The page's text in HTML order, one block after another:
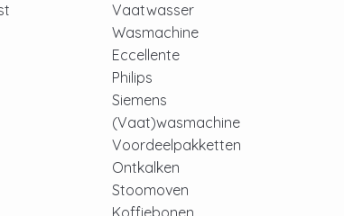
Vaatwasser
Wasmachine
Eccellente
Philips
Siemens
(Vaat)wasmachine
Voordeelpakketten
Ontkalken
Stoomoven